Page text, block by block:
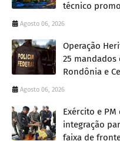
técnico
Agosto 06, 2026
Operação
25 mandados
Rondônia e
Agosto 06, 2026
Exército e
integração
faixa de